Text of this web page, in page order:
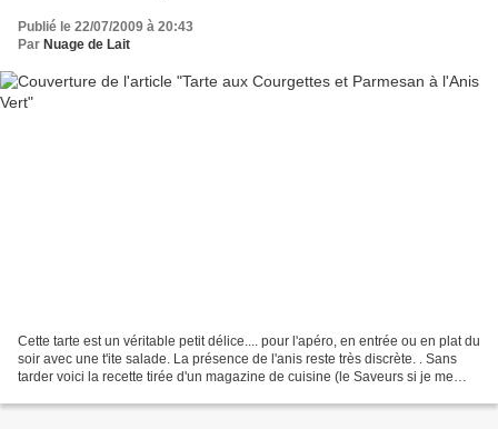
Publié le 22/07/2009 à 20:43
Par Nuage de Lait
Cette tarte est un véritable petit délice.... pour l'apéro, en entrée ou en plat du
soir avec une t'ite salade. La présence de l'anis reste très discrète. . Sans
tarder voici la recette tirée d'un magazine de cuisine (le Saveurs si je me